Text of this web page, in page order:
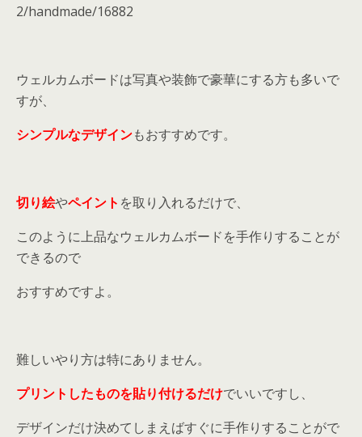
2/handmade/16882
ウェルカムボードは写真や装飾で豪華にする方も多いで
すが、
シンプルなデザインもおすすめです。
切り絵やペイント を取り入れるだけで、
このように上品なウェルカムボードを手作りすることが
できるので
おすすめですよ。
難しいやり方は特にありません。
プリントしたものを貼り付けるだけでいいですし、
デザインだけ決めてしまえばすぐに手作りすることがで